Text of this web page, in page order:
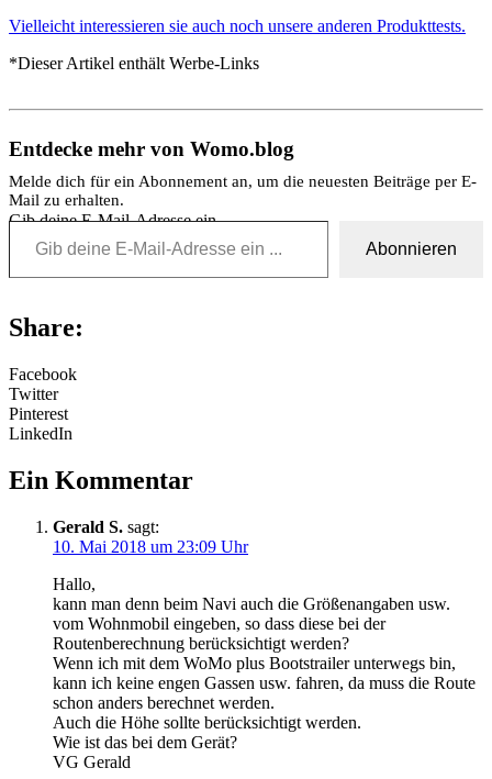
Vielleicht interessieren sie auch noch unsere anderen Produkttests.
*Dieser Artikel enthält Werbe-Links
Entdecke mehr von Womo.blog
Melde dich für ein Abonnement an, um die neuesten Beiträge per E-
Mail zu erhalten.
Gib deine E-Mail-Adresse ein ...
Abonnieren
Share:
Facebook
Twitter
Pinterest
LinkedIn
Ein Kommentar
Gerald S. sagt:
10. Mai 2018 um 23:09 Uhr
Hallo,
kann man denn beim Navi auch die Größenangaben usw.
vom Wohnmobil eingeben, so dass diese bei der
Routenberechnung berücksichtigt werden?
Wenn ich mit dem WoMo plus Bootstrailer unterwegs bin,
kann ich keine engen Gassen usw. fahren, da muss die Route
schon anders berechnet werden.
Auch die Höhe sollte berücksichtigt werden.
Wie ist das bei dem Gerät?
VG Gerald